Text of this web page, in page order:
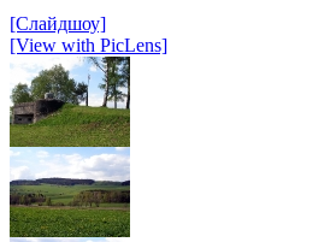
[Слайдшоу]
[View with PicLens]